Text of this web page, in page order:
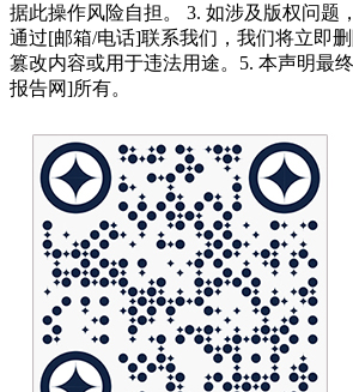
据此操作风险自担。 3. 如涉及版权问题
通过[邮箱/电话]联系我们，我们将立即
篡改内容或用于违法用途。5. 本声明最
报告网]所有。